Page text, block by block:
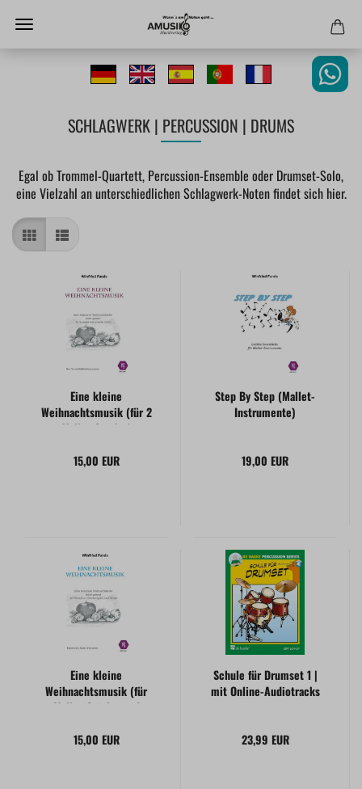
SCHLAGWERK | PERCUSSION | DRUMS
Egal ob Trommel-Quartett, Percussion-Ensemble oder Drumset-Solo,
eine Vielzahl an unterschiedlichen Schlagwerk-Noten findet sich hier.
Eine kleine
Weihnachtsmusik (für 2
Mallet-Spieler)
15,00 EUR
Step By Step (Mallet-
Instrumente)
19,00 EUR
Eine kleine
Weihnachtsmusik (für
Mallet-Spieler und
15,00 EUR
Schule für Drumset 1 |
mit Online-Audiotracks
23,99 EUR